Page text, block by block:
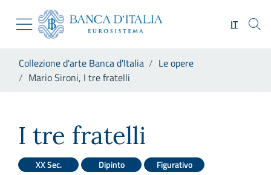
Skip to Main Content
Vai al sito istituzionale
Vai al menu di navigazione
Vai alla ricerca
Vai al footer
IT
Collezione d'arte Banca d'Italia
Le opere
Mario Sironi, I tre fratelli
I tre fratelli
XX Sec. Dipinto Figurativo